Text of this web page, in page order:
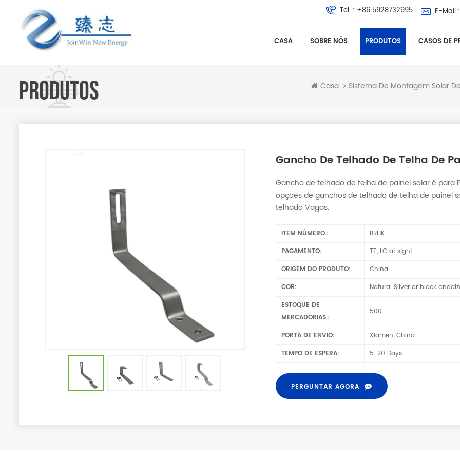
Tel. : +86 5928732995 E-Mail :
CASA SOBRE NÓS PRODUTOS CASOS DE
PRODUTOS Casa
Gancho De Telhado De Telha De
Gancho de telhado de telha de painel solar é
opções de ganchos de telhado de telha de painel
telhado Vagas.
ITEM NÚMERO.:
BRHK
PAGAMENTO:
TT, LC at sight
ORIGEM DO PRODUTO:
China
COR:
Natural Silver or black
ESTOQUE DE
MERCADORIAS.:
500
PORTA DE ENVIO:
Xiamen, China
TEMPO DE ESPERA:
5-20 Days
PERGUNTAR AGORA